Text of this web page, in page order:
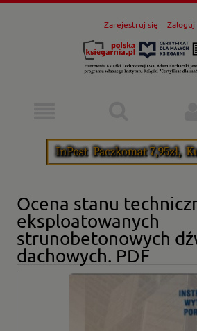
Zarejestruj się Zaloguj
Ocena stanu
eksploatowanych
strunobetonowych
dachowych. PDF